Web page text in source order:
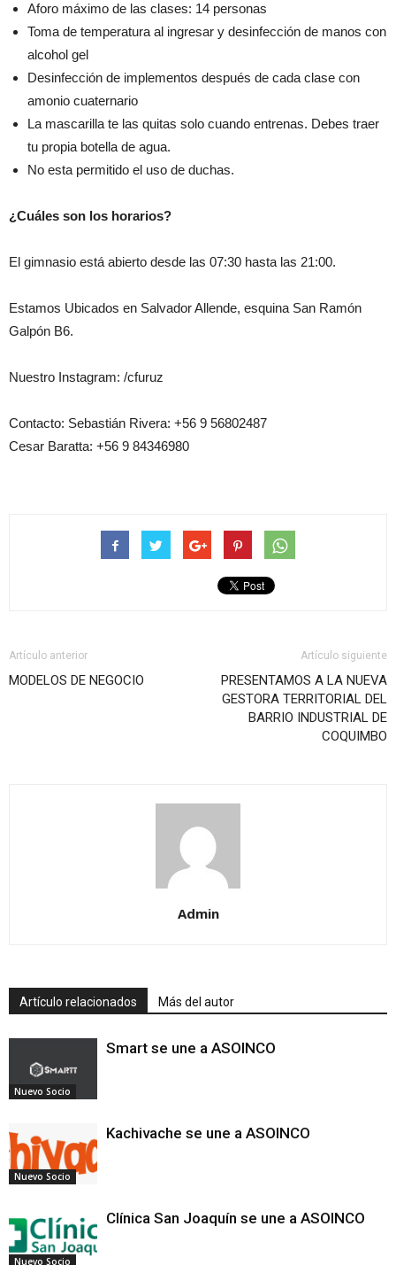
Aforo máximo de las clases: 14 personas
Toma de temperatura al ingresar y desinfección de manos con
alcohol gel
Desinfección de implementos después de cada clase con
amonio cuaternario
La mascarilla te las quitas solo cuando entrenas. Debes traer
tu propia botella de agua.
No esta permitido el uso de duchas.
¿Cuáles son los horarios?
El gimnasio está abierto desde las 07:30 hasta las 21:00.
Estamos Ubicados en Salvador Allende, esquina San Ramón
Galpón B6.
Nuestro Instagram: /cfuruz
Contacto: Sebastián Rivera: +56 9 56802487
Cesar Baratta: +56 9 84346980
Artículo anterior
MODELOS DE NEGOCIO
Artículo siguiente
PRESENTAMOS A LA NUEVA
GESTORA TERRITORIAL DEL
BARRIO INDUSTRIAL DE
COQUIMBO
Admin
Artículo relacionados Más del autor
Nuevo Socio
Smart se une a ASOINCO
Nuevo Socio
Kachivache se une a ASOINCO
Nuevo Socio
Clínica San Joaquín se une a ASOINCO